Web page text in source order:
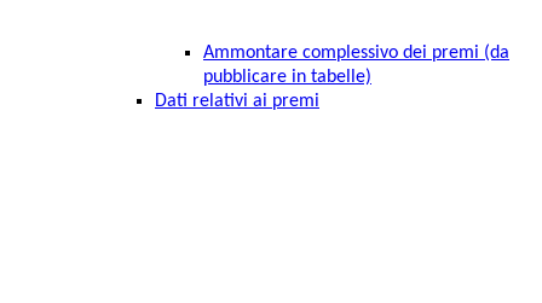
Ammontare complessivo dei premi (da
pubblicare in tabelle)
Dati relativi ai premi